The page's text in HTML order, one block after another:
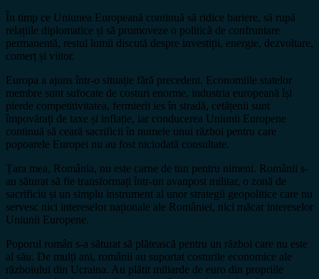
În timp ce Uniunea Europeană continuă să ridice bariere, să rupă
relațiile diplomatice și să promoveze o politică de confruntare
permanentă, restul lumii discută despre investiții, energie, dezvoltare,
comerț și viitor.
Europa a ajuns într-o situație fără precedent. Economiile statelor
membre sunt sufocate de costuri enorme, industria europeană își
pierde competitivitatea, fermierii ies în stradă, cetățenii sunt
împovărați de taxe și inflație, iar conducerea Uniunii Europene
continuă să ceară sacrificii în numele unui război pentru care
popoarele Europei nu au fost niciodată consultate.
Țara mea, România, nu este carne de tun pentru nimeni. Românii s-
au săturat să fie transformați într-un avanpost militar, o zonă de
sacrificiu și un simplu instrument al unor strategii geopolitice care nu
servesc nici intereselor naționale ale României, nici măcar intereselor
Uniunii Europene.
Poporul român s-a săturat să plătească pentru un război care nu este
al său. De mulți ani, românii au suportat costurile economice ale
războiului din Ucraina. Au plătit miliarde de euro din propriile